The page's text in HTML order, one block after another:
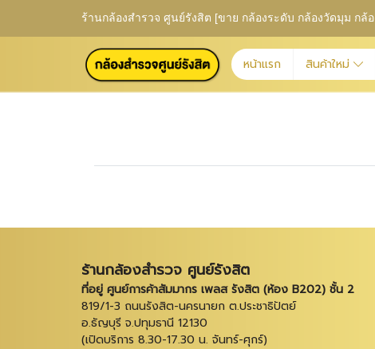
ร้านกล้องสำรวจ ศูนย์รังสิต [ขาย กล้องระดับ กล้องวัดมุม กล้
หน้าแรก สินค้าใหม่
ร้านกล้องสำรวจ ศูนย์รังสิต
ที่อยู่ ศูนย์การค้าสัมมากร เพลส รังสิต (ห้อง B202) ชั้น 2
819/1-3 ถนนรังสิต-นครนายก ต.ประชาธิปัตย์
อ.ธัญบุรี จ.ปทุมธานี 12130
(เปิดบริการ 8.30-17.30 น. จันทร์-ศุกร์)